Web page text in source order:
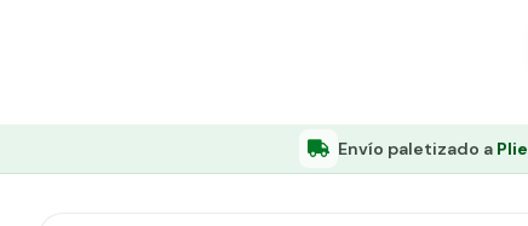
Envío paletizado a